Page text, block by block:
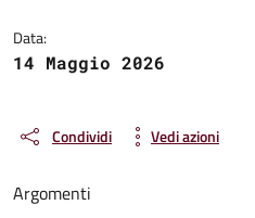
Data:
14 Maggio 2026
Condividi Vedi azioni
Argomenti